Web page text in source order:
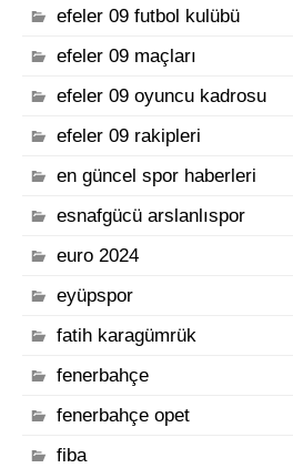
efeler 09 futbol kulübü
efeler 09 maçları
efeler 09 oyuncu kadrosu
efeler 09 rakipleri
en güncel spor haberleri
esnafgücü arslanlıspor
euro 2024
eyüpspor
fatih karagümrük
fenerbahçe
fenerbahçe opet
fiba